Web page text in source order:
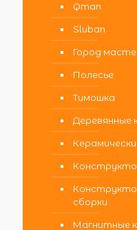
Qman
Sluban
Город
Полесье
Тимошка
Деревянные
сборки
Магнитные